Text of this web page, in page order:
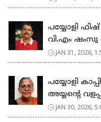
പയ്യോളി ഫിഷ്
വി.എം ഷംസു
JAN 31, 2026,
പയ്യോളി
അയ്യന്റെ
JAN 30, 2026,